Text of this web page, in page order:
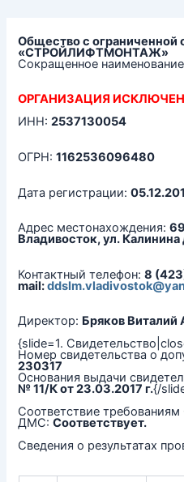
Общество с ограниченной
«СТРОЙЛИФТМОНТАЖ»
Сокращенное
ОРГАНИЗАЦИЯ
ИНН:2537130054
ОГРН:1162536096480
Дата регистрации:
Адрес местонахождения:
Владивосток, ул.
Контактный телефон:8
mail:
Директор: Бряков Виталий
{slide=1.
Номер свидетельства о
230317
Основания выдачи
№ 11/К от 23.03.2017 г.{/
Соответствие
ДМС:Соответствует.
Сведения о результатах